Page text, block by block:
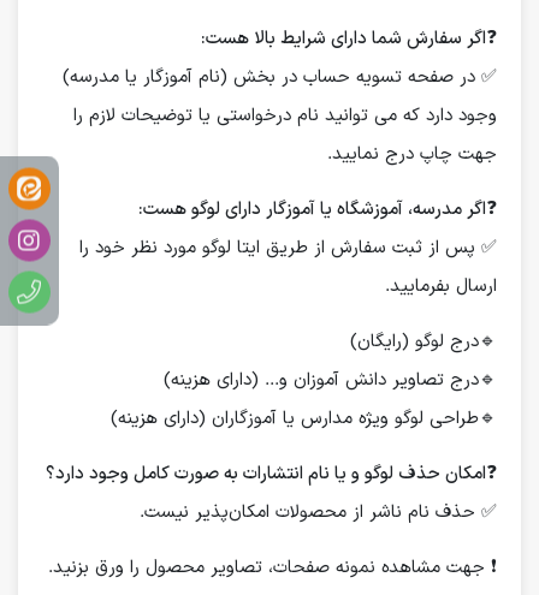
❓اگر سفارش شما دارای شرایط بالا هست:
✅ در صفحه تسویه حساب در بخش (نام آموزگار یا مدرسه)
وجود دارد که می توانید نام درخواستی یا توضیحات لازم را
جهت چاپ درج نمایید.
❓اگر مدرسه، آموزشگاه یا آموزگار دارای لوگو هست:
✅ پس از ثبت سفارش از طریق ایتا لوگو مورد نظر خود را
ارسال بفرمایید.
🔹درج لوگو (رایگان)
🔹درج تصاویر دانش آموزان و... (دارای هزینه)
🔹طراحی لوگو ویژه مدارس یا آموزگاران (دارای هزینه)
❓امکان حذف لوگو و یا نام انتشارات به صورت کامل وجود دارد؟
✅ حذف نام ناشر از محصولات امکان‌پذیر نیست.
❗️ جهت مشاهده نمونه صفحات، تصاویر محصول را ورق بزنید.